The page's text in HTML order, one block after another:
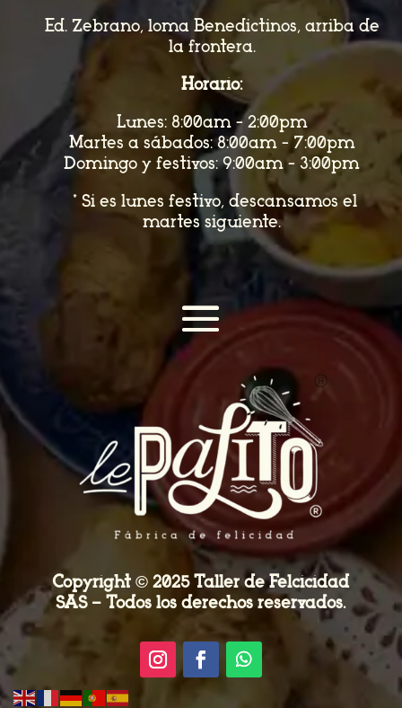
Ed. Zebrano, loma Benedictinos, arriba de
la frontera.
Horario:
Lunes: 8:00am - 2:00pm
Martes a sábados: 8:00am - 7:00pm
Domingo y festivos: 9:00am - 3:00pm
*Si es lunes festivo, descansamos el
martes siguiente.
Copyright © 2025 Taller de Felcicidad
SAS – Todos los derechos reservados.